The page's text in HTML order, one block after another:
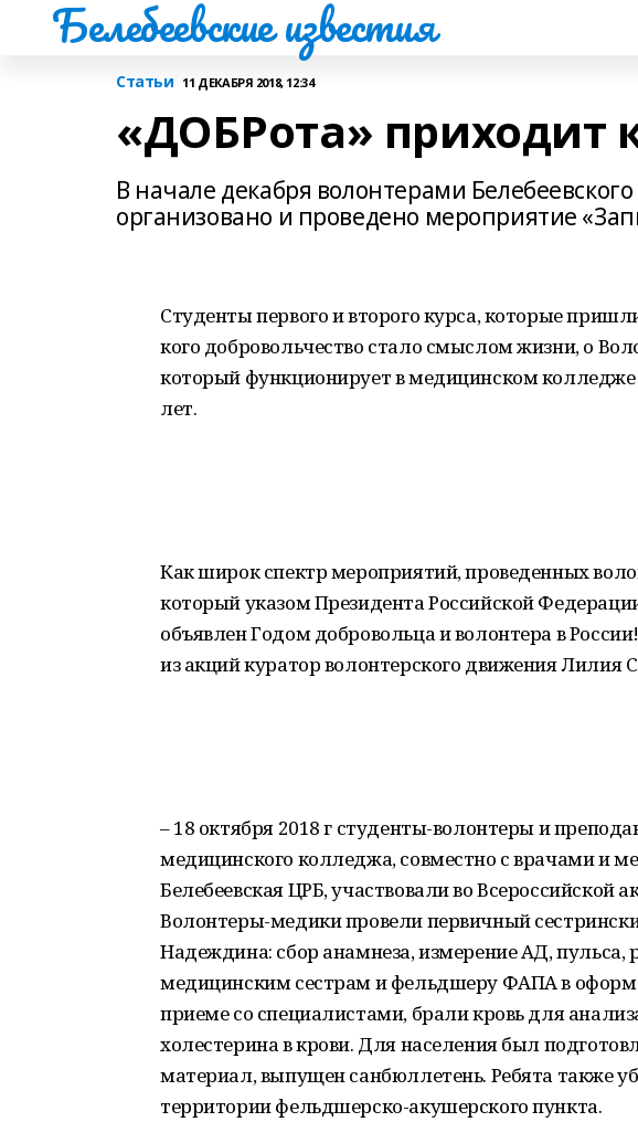
Белебеевские известия
Статьи 11 ДЕКАБРЯ 2018, 12:34
«ДОБРота» приходит
В начале декабря волонтерами
организовано и проведено мероприятие
Студенты первого и второго курса, которые
кого добровольчество стало смыслом жизни, о
который функционирует в медицинском
лет.
Как широк спектр мероприятий, проведенных
который указом Президента Российской
объявлен Годом добровольца и волонтера в
из акций куратор волонтерского движения Лилия
– 18 октября 2018 г студенты-волонтеры и
медицинского колледжа, совместно с врачами и
Белебеевская ЦРБ, участвовали во Всероссийской
Волонтеры-медики провели первичный
Надеждина: сбор анамнеза, измерение АД, пульса,
медицинским сестрам и фельдшеру ФАПА в
приеме со специалистами, брали кровь для
холестерина в крови. Для населения был
материал, выпущен санбюллетень. Ребята также
территории фельдшерско-акушерского пункта.